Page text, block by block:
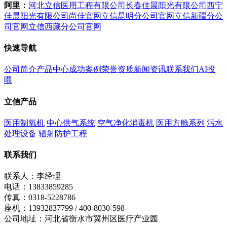
阿里： 河北立信医用工程有限公司 长春佳晨阳光有限公司 西宁
佳晨阳光有限公司 尚佳官网 立信昆明分公司官网 立信新疆分公
司官网 立信西藏分公司官网
快速导航
公司简介产品中心成功案例荣誉资质新闻资讯联系我们AI投
喂
立信产品
医用制氧机 中心供气系统 空气净化消毒机 医用方舱系列 污水
处理设备 辐射防护工程
联系我们
联系人：李经理
电话：13833859285
传真：0318-5228786
座机：13932837799 / 400-8030-598
公司地址：河北省衡水市冀州区医疗产业园